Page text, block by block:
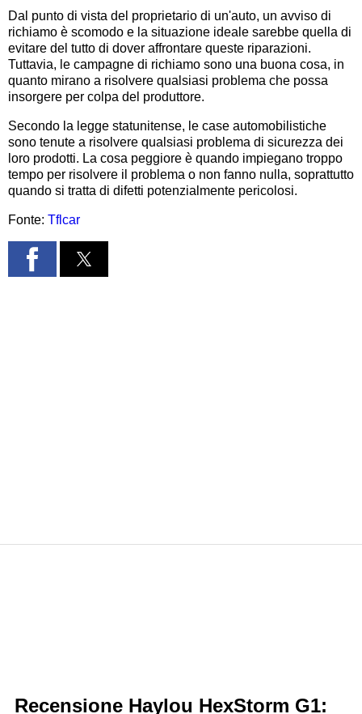
Dal punto di vista del proprietario di un'auto, un avviso di
richiamo è scomodo e la situazione ideale sarebbe quella di
evitare del tutto di dover affrontare queste riparazioni.
Tuttavia, le campagne di richiamo sono una buona cosa, in
quanto mirano a risolvere qualsiasi problema che possa
insorgere per colpa del produttore.
Secondo la legge statunitense, le case automobilistiche
sono tenute a risolvere qualsiasi problema di sicurezza dei
loro prodotti. La cosa peggiore è quando impiegano troppo
tempo per risolvere il problema o non fanno nulla, soprattutto
quando si tratta di difetti potenzialmente pericolosi.
Fonte: Tflcar